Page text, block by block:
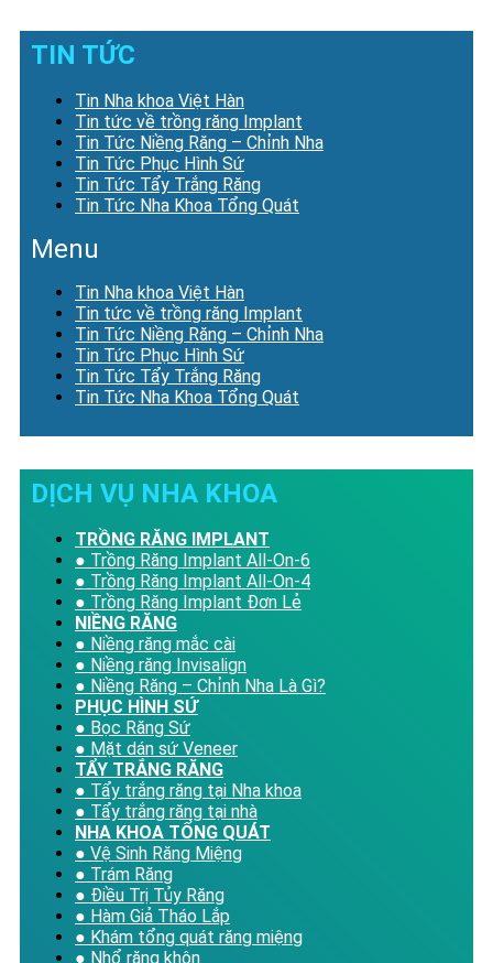
TIN TỨC
Tin Nha khoa Việt Hàn
Tin tức về trồng răng Implant
Tin Tức Niềng Răng – Chỉnh Nha
Tin Tức Phục Hình Sứ
Tin Tức Tẩy Trắng Răng
Tin Tức Nha Khoa Tổng Quát
Menu
Tin Nha khoa Việt Hàn
Tin tức về trồng răng Implant
Tin Tức Niềng Răng – Chỉnh Nha
Tin Tức Phục Hình Sứ
Tin Tức Tẩy Trắng Răng
Tin Tức Nha Khoa Tổng Quát
DỊCH VỤ NHA KHOA
TRỒNG RĂNG IMPLANT
● Trồng Răng Implant All-On-6
● Trồng Răng Implant All-On-4
● Trồng Răng Implant Đơn Lẻ
NIỀNG RĂNG
● Niềng răng mắc cài
● Niềng răng Invisalign
● Niềng Răng – Chỉnh Nha Là Gì?
PHỤC HÌNH SỨ
● Bọc Răng Sứ
● Mặt dán sứ Veneer
TẨY TRẮNG RĂNG
● Tẩy trắng răng tại Nha khoa
● Tẩy trắng răng tại nhà
NHA KHOA TỔNG QUÁT
● Vệ Sinh Răng Miệng
● Trám Răng
● Điều Trị Tủy Răng
● Hàm Giả Tháo Lắp
● Khám tổng quát răng miệng
● Nhổ răng khôn